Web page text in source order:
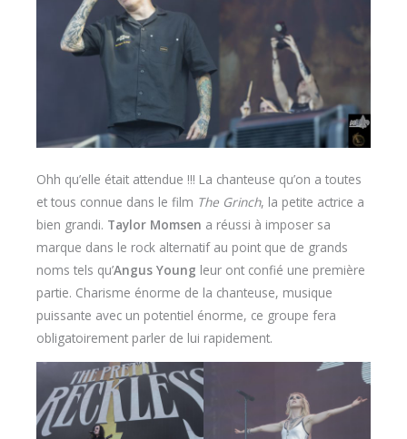
Ohh qu’elle était attendue !!! La chanteuse qu’on a toutes
et tous connue dans le film The Grinch, la petite actrice a
bien grandi. Taylor Momsen a réussi à imposer sa
marque dans le rock alternatif au point que de grands
noms tels qu’Angus Young leur ont confié une première
partie. Charisme énorme de la chanteuse, musique
puissante avec un potentiel énorme, ce groupe fera
obligatoirement parler de lui rapidement.